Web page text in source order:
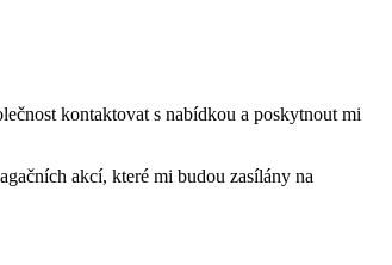
kontaktovat s nabídkou a poskytnout mi
akcí, které mi budou zasílány na